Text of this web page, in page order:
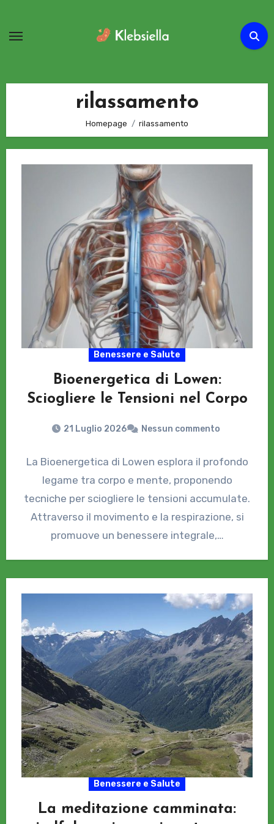
contenuto
rilassamento
Homepage rilassamento
Benessere e Salute
Bioenergetica di Lowen:
Sciogliere le Tensioni nel Corpo
21 Luglio 2026 Nessun commento
La Bioenergetica di Lowen esplora il profondo
legame tra corpo e mente, proponendo
tecniche per sciogliere le tensioni accumulate.
Attraverso il movimento e la respirazione, si
promuove un benessere integrale,…
Benessere e Salute
La meditazione camminata: